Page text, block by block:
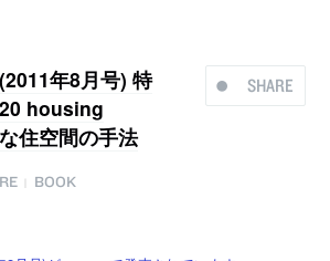
SHARE
年8月号) 特
housing
住空間の手法
BOOK